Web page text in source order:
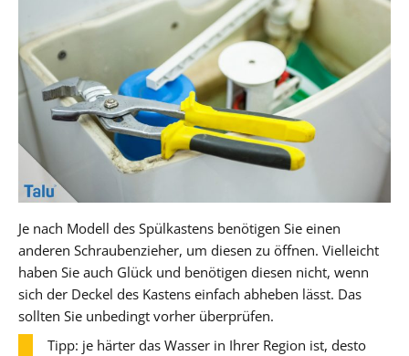
Je nach Modell des Spülkastens benötigen Sie einen
anderen Schraubenzieher, um diesen zu öffnen. Vielleicht
haben Sie auch Glück und benötigen diesen nicht, wenn
sich der Deckel des Kastens einfach abheben lässt. Das
sollten Sie unbedingt vorher überprüfen.
Tipp: je härter das Wasser in Ihrer Region ist, desto